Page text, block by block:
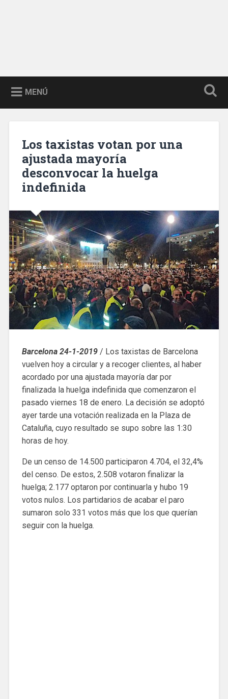
MENÚ
Los taxistas votan por una
ajustada mayoría
desconvocar la huelga
indefinida
Barcelona 24-1-2019/ Los taxistas de Barcelona
vuelven hoy a circular y a recoger clientes, al haber
acordado por una ajustada mayoría dar por
finalizada la huelga indefinida que comenzaron el
pasado viernes 18 de enero. La decisión se adoptó
ayer tarde una votación realizada en la Plaza de
Cataluña, cuyo resultado se supo sobre las 1:30
horas de hoy.
De un censo de 14.500 participaron 4.704, el 32,4%
del censo. De estos, 2.508 votaron finalizar la
huelga; 2.177 optaron por continuarla y hubo 19
votos nulos. Los partidarios de acabar el paro
sumaron solo 331 votos más que los que querían
seguir con la huelga.